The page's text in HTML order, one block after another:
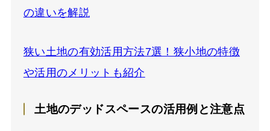
の違いを解説
狭い土地の有効活用方法7選！狭小地の特徴
や活用のメリットも紹介
土地のデッドスペースの活用例と注意点